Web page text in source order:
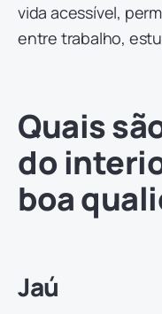
vida acessível,
entre trabalho,
Quais
do
boa
Jaú